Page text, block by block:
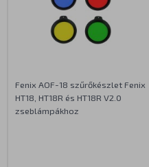
Fenix AOF-18 szűrőkészlet Fenix
HT18, HT18R és HT18R V2.0
zseblámpákhoz